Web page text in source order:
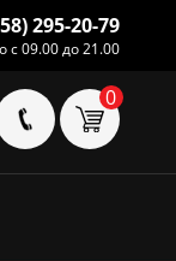
295-20-79
с 09.00 до 21.00
0